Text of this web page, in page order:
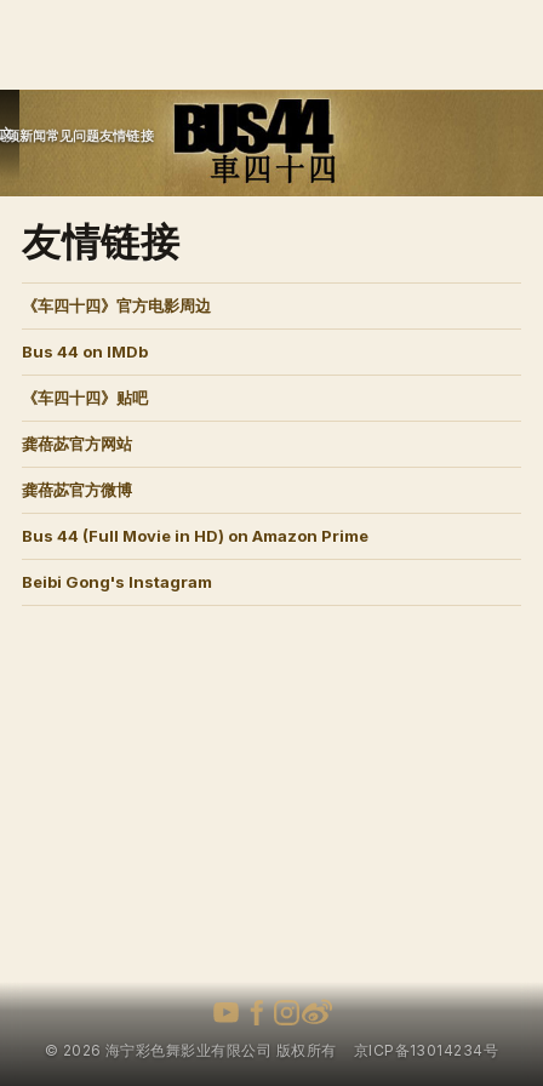
频新闻常见问题友情链接
友情链接
《车四十四》官方电影周边
Bus 44 on IMDb
《车四十四》贴吧
龚蓓苾官方网站
龚蓓苾官方微博
Bus 44 (Full Movie in HD) on Amazon Prime
Beibi Gong's Instagram
© 2026 海宁彩色舞影业有限公司 版权所有 京ICP备13014234号